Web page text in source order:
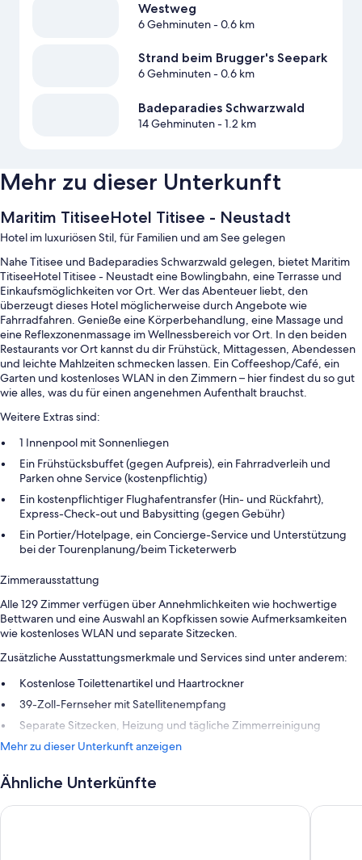
Westweg
6 Gehminuten- 0.6 km
Strand beim Brugger's Seepark
6 Gehminuten- 0.6 km
Badeparadies Schwarzwald
14 Gehminuten- 1.2 km
Mehr zu dieser Unterkunft
Maritim TitiseeHotel Titisee - Neustadt
Hotel im luxuriösen Stil, für Familien und am See gelegen
Nahe Titisee und Badeparadies Schwarzwald gelegen, bietet Maritim
TitiseeHotel Titisee - Neustadt eine Bowlingbahn, eine Terrasse und
Einkaufsmöglichkeiten vor Ort. Wer das Abenteuer liebt, den
überzeugt dieses Hotel möglicherweise durch Angebote wie
Fahrradfahren. Genieße eine Körperbehandlung, eine Massage und
eine Reflexzonenmassage im Wellnessbereich vor Ort. In den beiden
Restaurants vor Ort kannst du dir Frühstück, Mittagessen, Abendessen
und leichte Mahlzeiten schmecken lassen. Ein Coffeeshop/Café, ein
Garten und kostenloses WLAN in den Zimmern – hier findest du so gut
wie alles, was du für einen angenehmen Aufenthalt brauchst.
Weitere Extras sind:
1 Innenpool mit Sonnenliegen
Ein Frühstücksbuffet (gegen Aufpreis), ein Fahrradverleih und
Parken ohne Service (kostenpflichtig)
Ein kostenpflichtiger Flughafentransfer (Hin- und Rückfahrt),
Express-Check-out und Babysitting (gegen Gebühr)
Ein Portier/Hotelpage, ein Concierge-Service und Unterstützung
bei der Tourenplanung/beim Ticketerwerb
Zimmerausstattung
Alle 129 Zimmer verfügen über Annehmlichkeiten wie hochwertige
Bettwaren und eine Auswahl an Kopfkissen sowie Aufmerksamkeiten
wie kostenloses WLAN und separate Sitzecken.
Zusätzliche Ausstattungsmerkmale und Services sind unter anderem:
Kostenlose Toilettenartikel und Haartrockner
39-Zoll-Fernseher mit Satellitenempfang
Separate Sitzecken, Heizung und tägliche Zimmerreinigung
Mehr zu dieser Unterkunft anzeigen
Ähnliche Unterkünfte
coucou Hotel Nature